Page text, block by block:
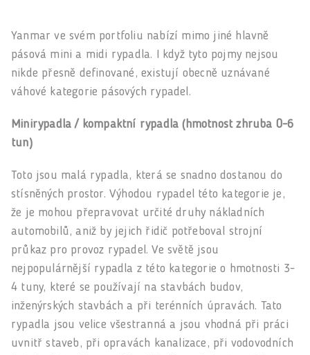
Yanmar ve svém portfoliu nabízí mimo jiné hlavně
pásová mini a midi rypadla. I když tyto pojmy nejsou
nikde přesně definované, existují obecně uznávané
váhové kategorie pásových rypadel.
Minirypadla / kompaktní rypadla (hmotnost zhruba 0-6
tun)
Toto jsou malá rypadla, která se snadno dostanou do
stísněných prostor. Výhodou rypadel této kategorie je,
že je mohou přepravovat určité druhy nákladních
automobilů, aniž by jejich řidič potřeboval strojní
průkaz pro provoz rypadel. Ve světě jsou
nejpopulárnější rypadla z této kategorie o hmotnosti 3-
4 tuny, které se používají na stavbách budov,
inženýrských stavbách a při terénních úpravách. Tato
rypadla jsou velice všestranná a jsou vhodná při práci
uvnitř staveb, při opravách kanalizace, při vodovodních